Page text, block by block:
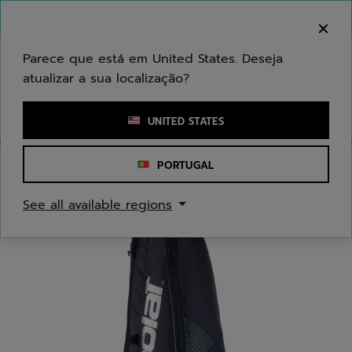
Introduzir uma palavra-chave ou um número de artigo
Parece que está em United States. Deseja
atualizar a sua localização?
UNITED STATES
PORTUGAL
See all available regions